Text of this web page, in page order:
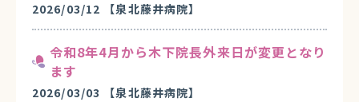
2026/03/12 【泉北藤井病院】
令和8年4月から木下院長外来日が変更となり
ます
2026/03/03 【泉北藤井病院】